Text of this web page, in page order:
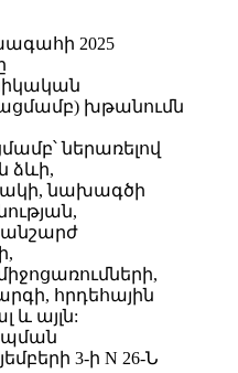
2025
խթանումն
ներառելով
ձևի,
նախագծի
անշարժ
հրդեհային
և այլն:
3-ի N 26-Ն